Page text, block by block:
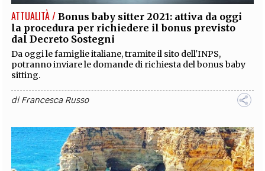
ATTUALITÀ / Bonus baby sitter 2021: attiva da oggi
la procedura per richiedere il bonus previsto
dal Decreto Sostegni
Da oggi le famiglie italiane, tramite il sito dell'INPS,
potranno inviare le domande di richiesta del bonus baby
sitting.
diFrancesca Russo